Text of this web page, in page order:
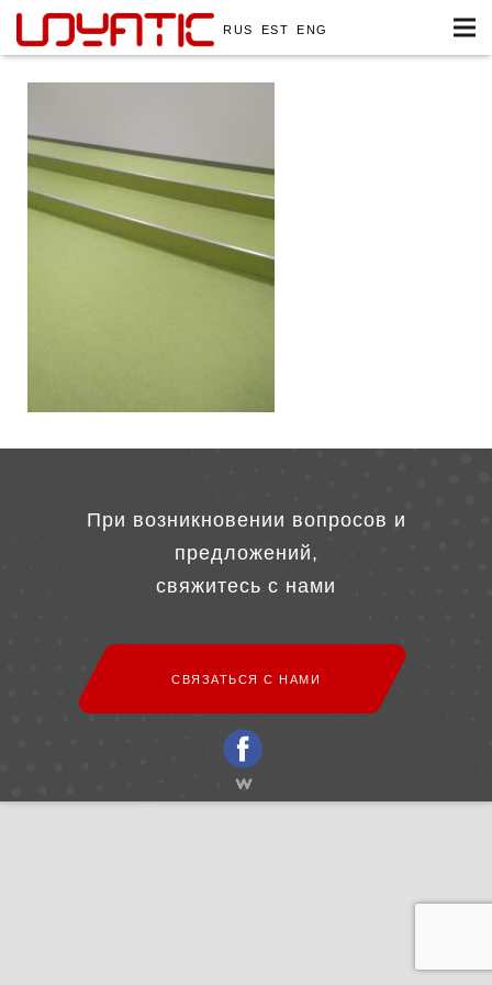
RUS EST ENG
При возникновении вопросов и
предложений,
свяжитесь с нами
СВЯЗАТЬСЯ С НАМИ